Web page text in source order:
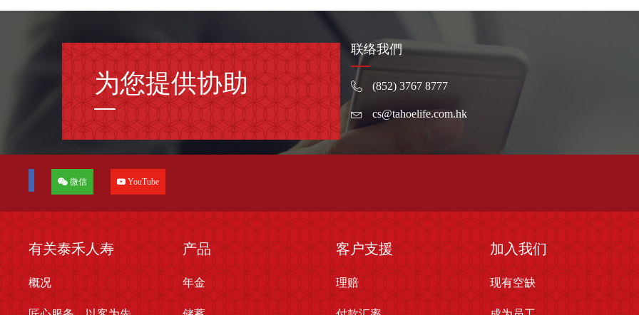
为您提供协助
联络我們
(852) 3767 8777
cs@tahoelife.com.hk
微信 YouTube
有关泰禾人寿
概况
产品
年金
客户支援
理赔
加入我们
现有空缺